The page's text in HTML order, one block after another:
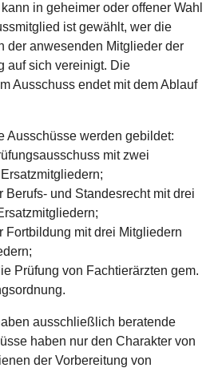
in geheimer oder offener Wahl
ist gewählt, wer die
der anwesenden Mitglieder der
auf sich vereinigt. Die
Ausschuss endet mit dem Ablauf
Ausschüsse werden gebildet:
mit zwei
und Standesrecht mit drei
mit drei Mitgliedern
Prüfung von Fachtierärzten gem.
ausschließlich beratende
haben nur den Charakter von
der Vorbereitung von